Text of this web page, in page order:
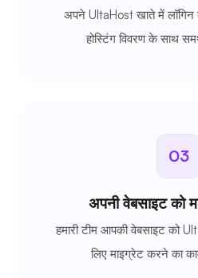
अपने UltaHost खाते में
होस्टिंग विवरण के साथ
03
अपनी वेबसाइट को
हमारी टीम आपकी वेबसाइट को
लिए माइग्रेट करने का